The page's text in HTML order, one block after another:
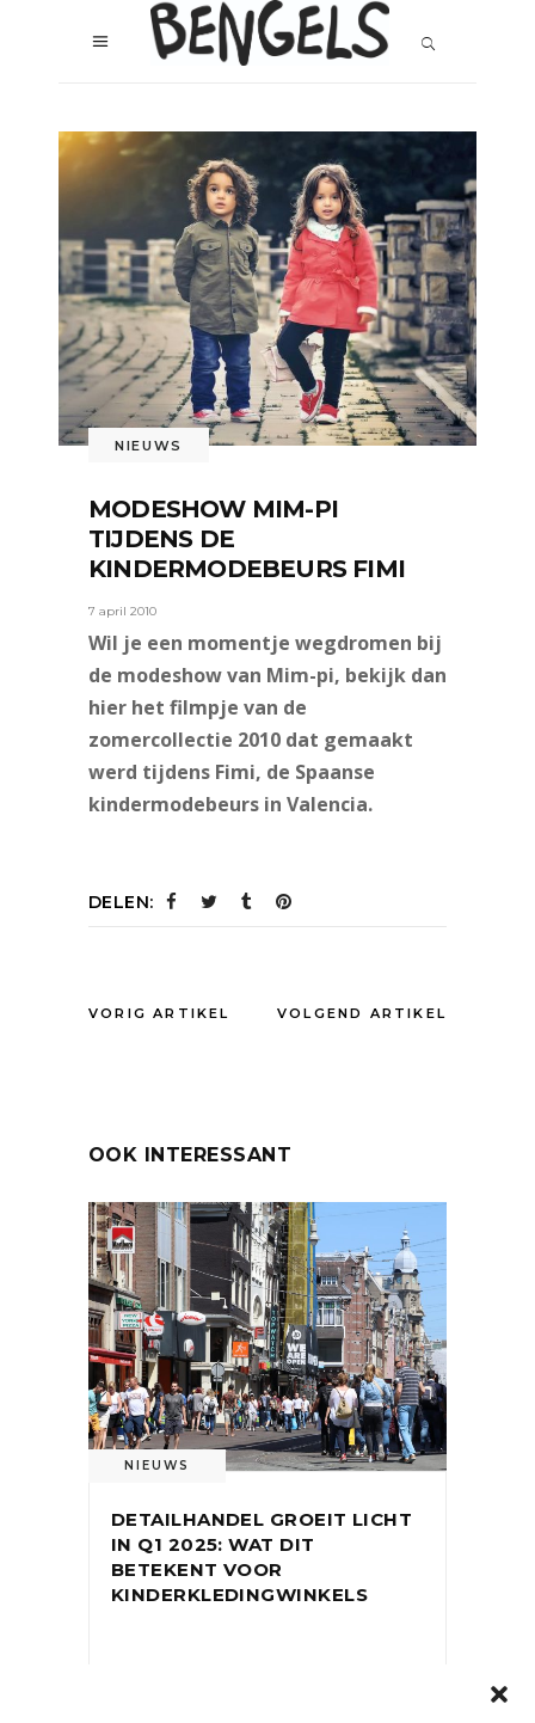
NIEUWS
MODESHOW MIM-PI
TIJDENS DE
KINDERMODEBEURS FIMI
7 april 2010
Wil je een momentje wegdromen bij
de modeshow van Mim-pi, bekijk dan
hier het filmpje van de
zomercollectie 2010 dat gemaakt
werd tijdens Fimi, de Spaanse
kindermodebeurs in Valencia.
DELEN:
VORIG ARTIKEL VOLGEND ARTIKEL
OOK INTERESSANT
NIEUWS
DETAILHANDEL GROEIT LICHT
IN Q1 2025: WAT DIT
BETEKENT VOOR
KINDERKLEDINGWINKELS